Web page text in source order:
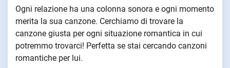
Ogni relazione ha una colonna sonora e ogni momento
merita la sua canzone. Cerchiamo di trovare la
canzone giusta per ogni situazione romantica in cui
potremmo trovarci! Perfetta se stai cercando canzoni
romantiche per lui.